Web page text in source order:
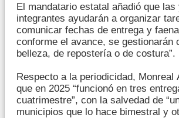
El mandatario estatal añadió que las
integrantes ayudarán a organizar
comunicar fechas de entrega y
conforme el avance, se gestionarán
belleza, de repostería o de costura”.
Respecto a la periodicidad, Monreal
que en 2025 “funcionó en tres
cuatrimestre”, con la salvedad de
municipios que lo hace bimestral y